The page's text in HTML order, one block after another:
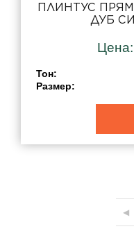
ПЛИНТУС
ДУБ
Цена:
Тон:
Размер:
◀︎